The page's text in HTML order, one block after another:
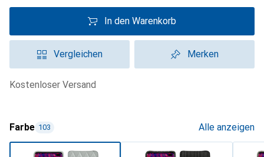
In den Warenkorb
Vergleichen Merken
kostenloser Versand
Farbe 103 Alle anzeigen